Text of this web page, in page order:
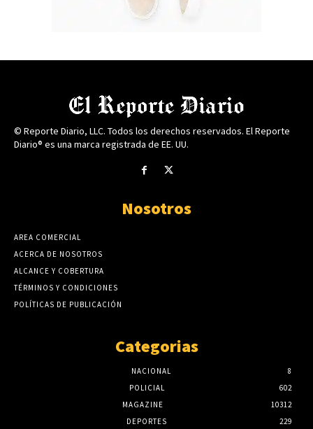
© Reporte Diario, LLC. Todos los derechos reservados. El Reporte
Diario® es una marca registrada de EE. UU.
Nosotros
AREA COMERCIAL
ACERCA DE NOSOTROS
ALCANCE Y COBERTURA
TÉRMINOS Y CONDICIONES
POLÍTICAS DE PUBLICACIÓN
Categorias
NACIONAL
8
POLICIAL
602
MAGAZINE
10312
DEPORTES
229